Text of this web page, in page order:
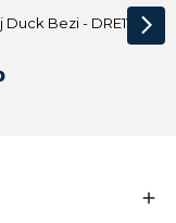
Açık Bej Duck Bezi - DRE1144 Kumaş Peçete